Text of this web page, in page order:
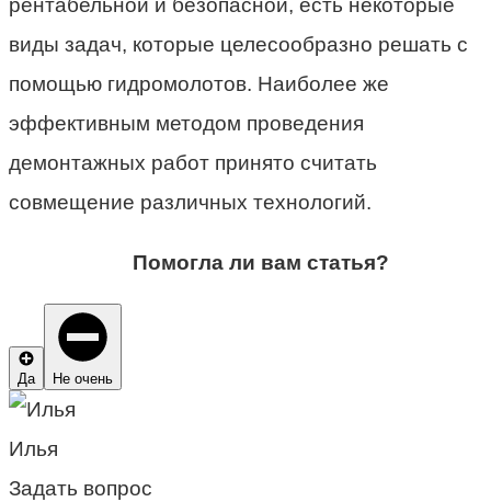
рентабельной и безопасной, есть некоторые
виды задач, которые целесообразно решать с
помощью гидромолотов. Наиболее же
эффективным методом проведения
демонтажных работ принято считать
совмещение различных технологий.
Помогла ли вам статья?
Да Не очень
Илья
Задать вопрос